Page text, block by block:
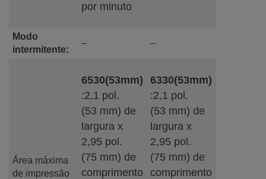
por minuto
Modo
intermitente:
– –
Área máxima
de impressão
6530(53mm)
:2,1 pol.
(53 mm) de
largura x
2,95 pol.
(75 mm) de
comprimento
6330(53mm)
:2,1 pol.
(53 mm) de
largura x
2,95 pol.
(75 mm) de
comprimento